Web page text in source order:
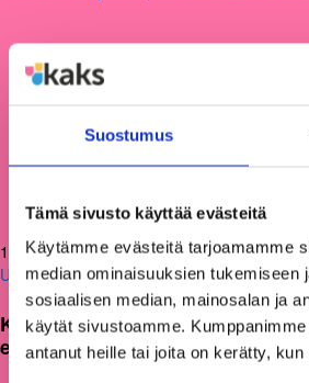
Suostumus
Tämä sivusto käyttää evästeitä
Käytämme evästeitä tarjoamamme
median ominaisuuksien
sosiaalisen median, mainosalan ja
käytät sivustoamme.
antanut heille tai joita on kerätty,
12.06.2026
Uutiset
KAKS teki apurahapäätökset
ensimmäisestä hausta